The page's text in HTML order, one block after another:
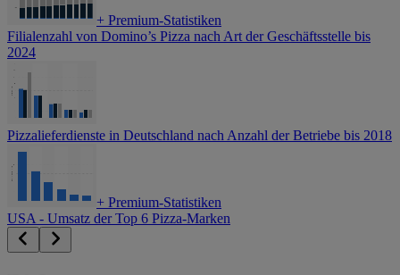
+ Premium-Statistiken
Filialenzahl von Domino’s Pizza nach Art der Geschäftsstelle bis
2024
Pizzalieferdienste in Deutschland nach Anzahl der Betriebe bis 2018
+ Premium-Statistiken
USA - Umsatz der Top 6 Pizza-Marken